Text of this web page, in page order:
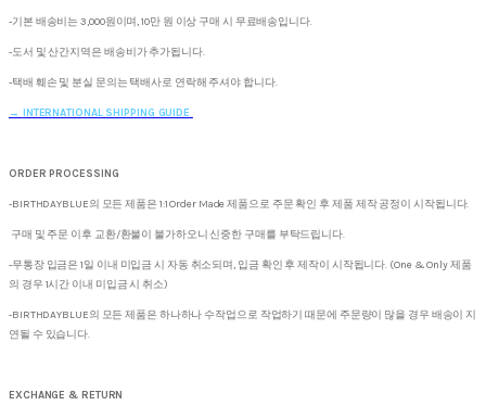
-기본 배송비는 3,000원이며, 10만 원 이상 구매 시 무료배송입니다.
-도서 및 산간지역은 배송비가 추가됩니다.
-택배 훼손 및 분실 문의는 택배사로 연락해 주셔야 합니다.
→ INTERNATIONAL SHIPPING GUIDE
ORDER PROCESSING
-BIRTHDAYBLUE의 모든 제품은 1:1 Order Made 제품으로 주문 확인 후 제품 제작 공정이 시작됩니다.
구매 및 주문 이후 교환/환불이 불가하오니 신중한 구매를 부탁드립니다.
-무통장 입금은 1일 이내 미입금 시 자동 취소되며, 입금 확인 후 제작이 시작됩니다. (One & Only 제품
의 경우 1시간 이내 미입금 시 취소)
-BIRTHDAYBLUE의 모든 제품은 하나하나 수작업으로 작업하기 때문에 주문량이 많을 경우 배송이 지
연될 수 있습니다.
EXCHANGE & RETURN